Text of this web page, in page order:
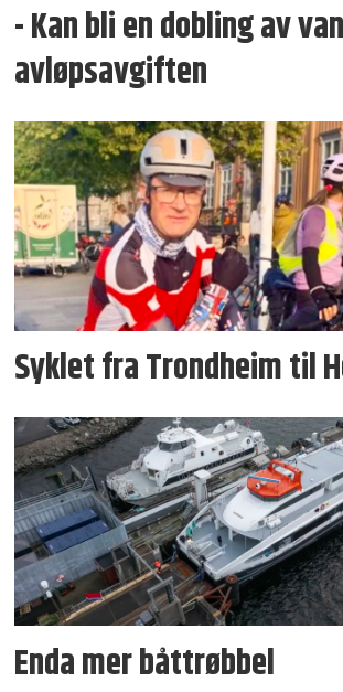
- Kan bli en dobling av
avløpsavgiften
Syklet fra Trondheim til
Enda mer båttrøbbel